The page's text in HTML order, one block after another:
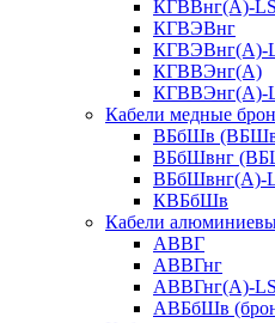
КГВВнг(А)-
КГВЭВнг
КГВЭВнг(А)-
КГВВЭнг(А)
КГВВЭнг(А)-
Кабели медные
ВБбШв
ВБбШвнг
ВБбШвнг(А)-
КВБбШв
Кабели
АВВГ
АВВГнг
АВВГнг(А)-LS
АВБбШв